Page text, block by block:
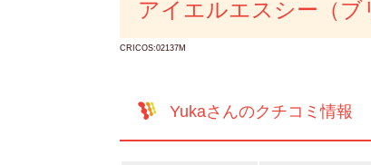
アイエルエスシー（ブ
CRICOS:02137M
Yukaさんのクチコミ情報